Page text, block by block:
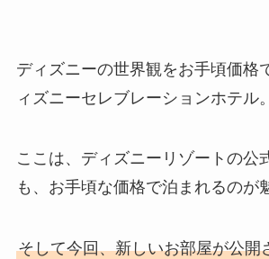
ディズニーの世界観をお手頃価格
ィズニーセレブレーションホテル。
ここは、ディズニーリゾートの公
も、お手頃な価格で泊まれるのが
そして今回、新しいお部屋が公開